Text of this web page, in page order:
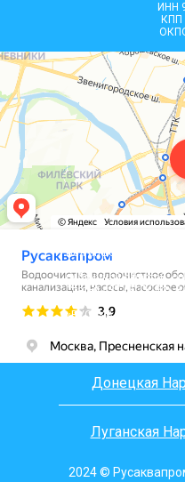
ИНН
КПП
Вся информация,
информационный
публичной офертой,
Статьи 437 (2) ГК РФ.
являются
«РУСАКВАПРОМ»,
Донецкая
Луганская
2024 ©